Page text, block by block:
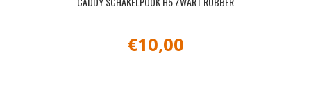
€10,00